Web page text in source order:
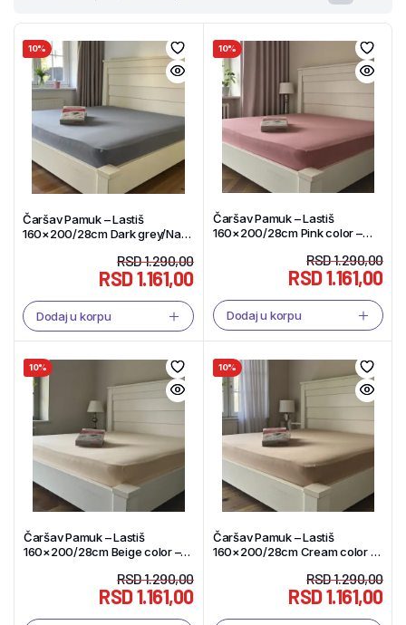
10%
Čaršav Pamuk – Lastiš
160×200/28cm Dark grey/Navy
RSD1.290,00
RSD1.161,00
Dodaj u korpu
10%
Čaršav Pamuk – Lastiš
160×200/28cm Pink color –
RSD1.290,00
RSD1.161,00
Dodaj u korpu
10%
Čaršav Pamuk – Lastiš
160×200/28cm Beige color –
RSD1.290,00
RSD1.161,00
10%
Čaršav Pamuk – Lastiš
160×200/28cm Cream color –
RSD1.290,00
RSD1.161,00